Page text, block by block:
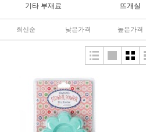
기타 부재료 뜨개실
최신순 낮은가격 높은가격